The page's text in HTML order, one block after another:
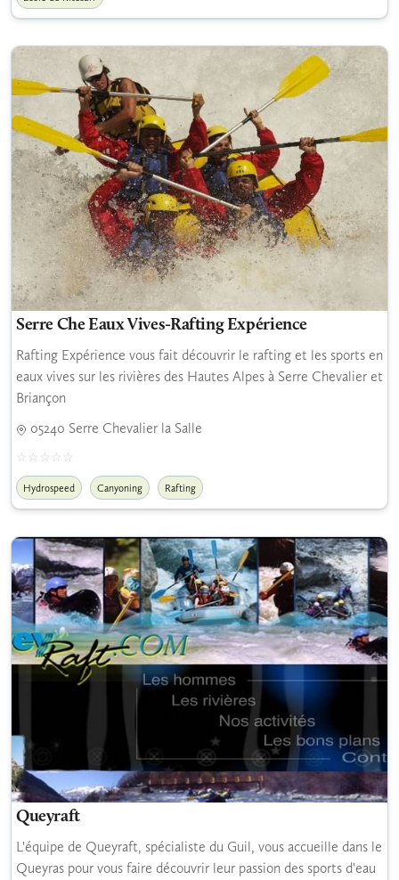
Serre Che Eaux Vives-Rafting Expérience
Rafting Expérience vous fait découvrir le rafting et les sports en
eaux vives sur les rivières des Hautes Alpes à Serre Chevalier et
Briançon
05240 Serre Chevalier la Salle
Hydrospeed Canyoning Rafting
Queyraft
L'équipe de Queyraft, spécialiste du Guil, vous accueille dans le
Queyras pour vous faire découvrir leur passion des sports d'eau